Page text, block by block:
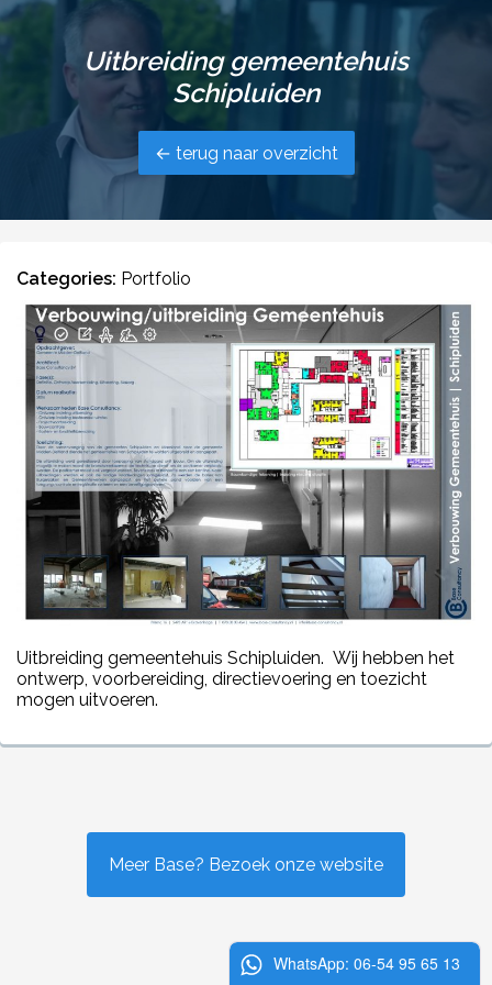
Uitbreiding gemeentehuis
Schipluiden
← terug naar overzicht
Categories: Portfolio
Uitbreiding gemeentehuis Schipluiden. Wij hebben het
ontwerp, voorbereiding, directievoering en toezicht
mogen uitvoeren.
Meer Base? Bezoek onze website
WhatsApp: 06-54 95 65 13